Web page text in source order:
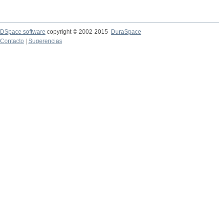
DSpace software copyright © 2002-2015
DuraSpace
Contacto
Sugerencias